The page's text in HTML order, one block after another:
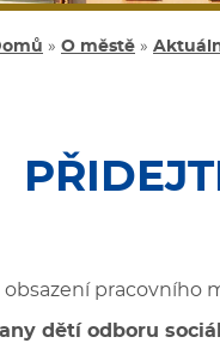
» O městě »
pracovního
dětí odboru